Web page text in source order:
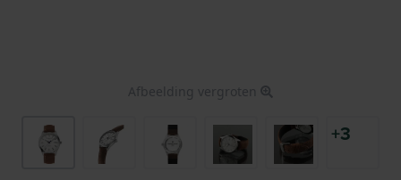
Afbeelding vergroten
+3